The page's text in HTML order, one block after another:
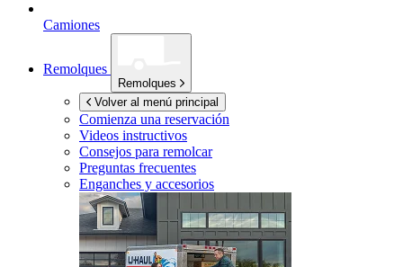
Camiones
Remolques
Remolques
Volver al menú principal
Comienza una reservación
Videos instructivos
Consejos para remolcar
Preguntas frecuentes
Enganches y accesorios